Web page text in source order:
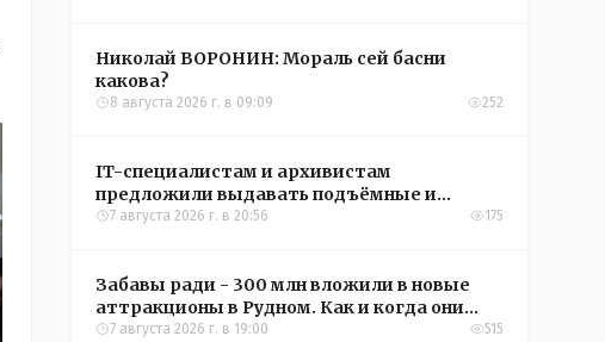
Николай ВОРОНИН: Мораль сей басни
какова?
8 августа 2026 г. в 09:09 252
IT-специалистам и архивистам
предложили выдавать подъёмные и
кредиты на жильё в сёлах Казахстана
7 августа 2026 г. в 20:56 175
Забавы ради - 300 млн вложили в новые
аттракционы в Рудном. Как и когда они
окупятся?
7 августа 2026 г. в 19:00 515